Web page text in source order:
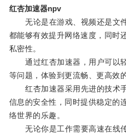
红杏加速器npv
无论是在游戏、视频还是文
都能够有效提升网络速度，同时
私密性。
通过红杏加速器，用户可以
等问题，体验到更流畅、更高效
红杏加速器采用先进的技术
信息的安全性，同时提供稳定的
络世界的乐趣。
无论你是工作需要高速在线